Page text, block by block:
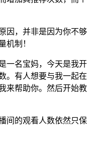
因，并非是因为你不够
机制！
一名宝妈，今天是我开
。有人想要与我一起在
来帮助你。然后开始教
间的观看人数依然只保